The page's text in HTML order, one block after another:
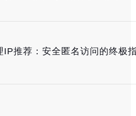
IP推荐：安全匿名访问的终极